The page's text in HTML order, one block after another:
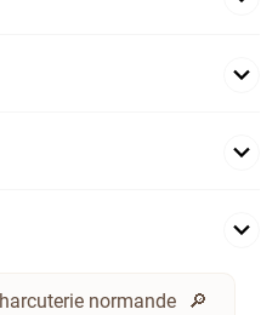
normande